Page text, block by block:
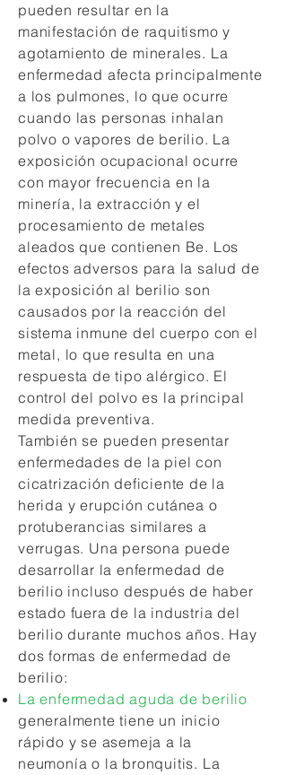
pueden resultar en la
manifestación de raquitismo y
agotamiento de minerales. La
enfermedad afecta principalmente
a los pulmones, lo que ocurre
cuando las personas inhalan
polvo o vapores de berilio. La
exposición ocupacional ocurre
con mayor frecuencia en la
minería, la extracción y el
procesamiento de metales
aleados que contienen Be. Los
efectos adversos para la salud de
la exposición al berilio son
causados por la reacción del
sistema inmune del cuerpo con el
metal, lo que resulta en una
respuesta de tipo alérgico. El
control del polvo es la principal
medida preventiva.
También se pueden presentar
enfermedades de la piel con
cicatrización deficiente de la
herida y erupción cutánea o
protuberancias similares a
verrugas. Una persona puede
desarrollar la enfermedad de
berilio incluso después de haber
estado fuera de la industria del
berilio durante muchos años. Hay
dos formas de enfermedad de
berilio:
La enfermedad aguda de berilio
generalmente tiene un inicio
rápido y se asemeja a la
neumonía o la bronquitis. La